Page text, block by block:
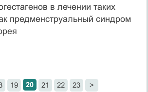
в лечении таких
предменструальный синдром
19 20 21 22 23 >